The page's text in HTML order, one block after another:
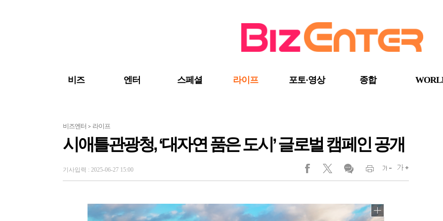
비즈 엔터 스페셜 라이프 포토·영상 종합
비즈엔터 > 라이프
시애틀관광청, ‘대자연 품은 도시’ 글로벌 캠페인 공개
기사입력 : 2025-06-27 15:00